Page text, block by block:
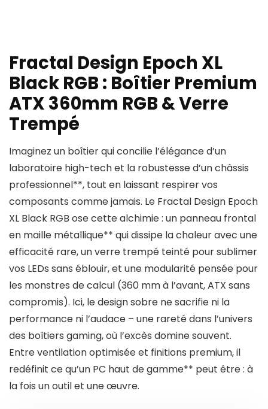
Fractal Design Epoch XL
Black RGB : Boîtier Premium
ATX 360mm RGB & Verre
Trempé
Imaginez un boîtier qui concilie l’élégance d’un
laboratoire high-tech et la robustesse d’un châssis
professionnel**, tout en laissant respirer vos
composants comme jamais. Le Fractal Design Epoch
XL Black RGB ose cette alchimie : un panneau frontal
en maille métallique** qui dissipe la chaleur avec une
efficacité rare, un verre trempé teinté pour sublimer
vos LEDs sans éblouir, et une modularité pensée pour
les monstres de calcul (360 mm à l’avant, ATX sans
compromis). Ici, le design sobre ne sacrifie ni la
performance ni l’audace – une rareté dans l’univers
des boîtiers gaming, où l’excès domine souvent.
Entre ventilation optimisée et finitions premium, il
redéfinit ce qu’un PC haut de gamme** peut être : à
la fois un outil et une œuvre.